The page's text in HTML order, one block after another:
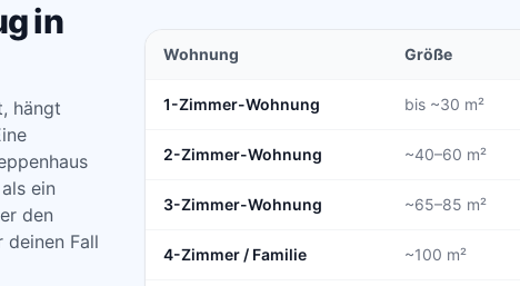
in
hängt
ein
den
deinen Fall
Wohnung Größe
1-Zimmer-Wohnung bis ~30 m²
2-Zimmer-Wohnung ~40–60 m²
3-Zimmer-Wohnung ~65–85 m²
4-Zimmer / Familie ~100 m²